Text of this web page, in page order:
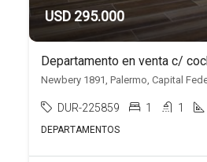
USD 295.000
Departamento en venta c/
Newbery 1891, Palermo, Capital
DUR-225859 1 1
DEPARTAMENTOS